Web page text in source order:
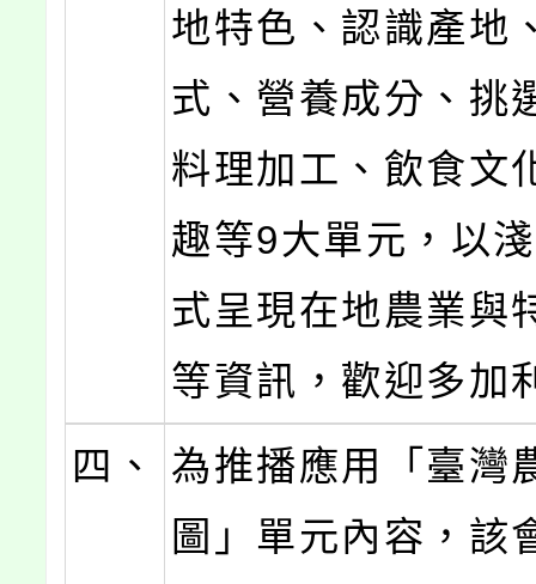
地特色、認識產地
式、營養成分、挑
料理加工、飲食文
趣等9大單元，以
式呈現在地農業與
等資訊，歡迎多加
四、
為推播應用「臺灣
圖」單元內容，該